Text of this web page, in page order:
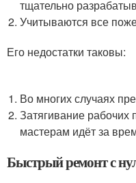
тщательно
Учитываются все
Его недостатки таковы:
Во многих случаях
Затягивание рабочих
мастерам идёт за
Быстрый ремонт с